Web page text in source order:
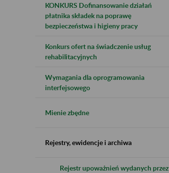
KONKURS Dofinansowanie działań
płatnika składek na poprawę
bezpieczeństwa i higieny pracy
Konkurs ofert na świadczenie usług
rehabilitacyjnych
Wymagania dla oprogramowania
interfejsowego
Mienie zbędne
Rejestry, ewidencje i archiwa
Rejestr upoważnień wydanych przez